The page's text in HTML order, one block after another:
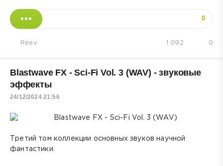
0
Reev 0
1 092
Blastwave FX - Sci-Fi Vol. 3 (WAV) - звуковые
эффекты
24/12/2024 21:56
Третий том коллекции основных звуков научной
фантастики.